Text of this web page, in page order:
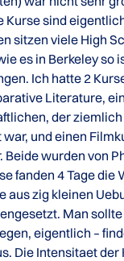
Kurse sind
sitzen viele High
es in Berkeley so
Ich hatte 2
Literature,
der ziemlich
und einen
wurden von
fanden 4 Tage die
aus zig kleinen
Man
eigentlich –
Die Intensitaet der